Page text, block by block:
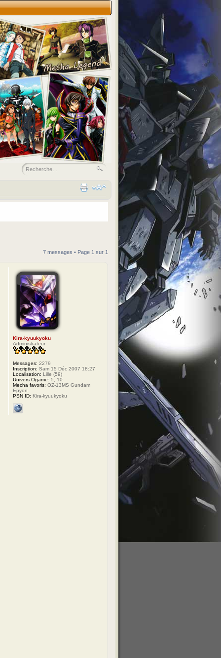
7 messages • Page 1 sur 1
Kira-kyuukyoku
Administrateur
Messages: 2279
Inscription: Sam 15 Déc 2007 18:27
Localisation: Lille (59)
Univers Ogame: 5, 10
Mecha favoris: OZ-13MS Gundam
Epyon
PSN ID: Kira-kyuukyoku